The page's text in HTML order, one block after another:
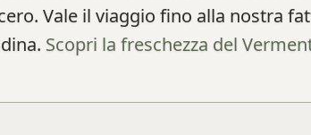
Vale il viaggio fino alla nostra
Scopri la freschezza del